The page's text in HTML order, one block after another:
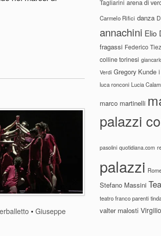
• Giuseppe
Tagliarini arena di
Carmelo Rifici danza
annachini Elio
fragassi Federico
colline torinesi
Verdi Gregory Kunde i
luca ronconi Lucia
marco martinelli
palazzi
pasolini quotidiana.com
palazzi
Stefano Massini
teatro franco parenti
valter malosti